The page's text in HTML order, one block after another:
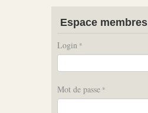
Espace membres
Login
Mot de passe